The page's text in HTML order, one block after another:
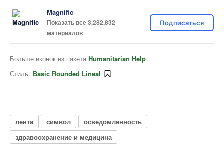
Magnific
Показать все 3,282,832
материалов
Подписаться
Больше иконок из пакета Humanitarian Help
Стиль: Basic Rounded Lineal
лента символ
осведомленность
здравоохранение и медицина